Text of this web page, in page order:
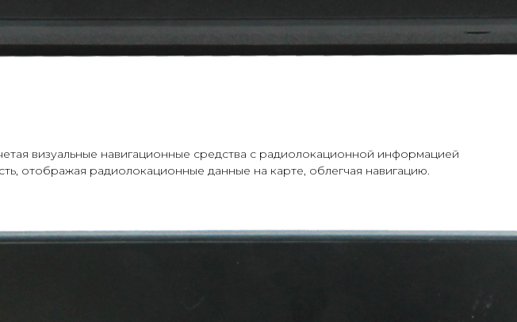
визуальные навигационные средства с радиолокационной информацией
отображая радиолокационные данные на карте, облегчая навигацию.